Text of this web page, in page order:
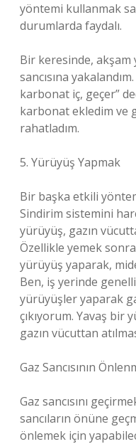
yöntemi kullanmak
durumlarda faydalı.
Bir keresinde, akşam
sancısına
karbonat iç, geçer”
karbonat ekledim ve
rahatladım.
5. Yürüyüş Yapmak
Bir başka etkili
Sindirim sistemini
yürüyüş, gazın
Özellikle yemek
yürüyüş yaparak,
Ben, iş yerinde
yürüyüşler yaparak
çıkıyorum. Yavaş bir
gazın vücuttan
Gaz Sancısının
Gaz sancısını
sancıların önüne
önlemek için